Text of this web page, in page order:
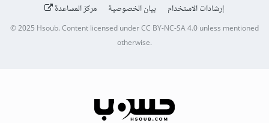
إرشادات الاستخدام
بيان الخصوصية مركز المساعدة
© 2025Hsoub.Content licensed underCC BY-NC-SA 4.0unless mentioned
otherwise.